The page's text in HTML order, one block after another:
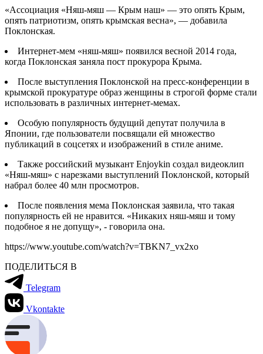
«Ассоциация «Няш-мяш — Крым наш» — это опять Крым,
опять патриотизм, опять крымская весна», — добавила
Поклонская.
Интернет-мем «няш-мяш» появился весной 2014 года,
когда Поклонская заняла пост прокурора Крыма.
После выступления Поклонской на пресс-конференции в
крымской прокуратуре образ женщины в строгой форме стали
использовать в различных интернет-мемах.
Особую популярность будущий депутат получила в
Японии, где пользователи посвящали ей множество
публикаций в соцсетях и изображений в стиле аниме.
Также российский музыкант Enjoykin создал видеоклип
«Няш-мяш» с нарезками выступлений Поклонской, который
набрал более 40 млн просмотров.
После появления мема Поклонская заявила, что такая
популярность ей не нравится. «Никаких няш-мяш и тому
подобное я не допущу», - говорила она.
https://www.youtube.com/watch?v=TBKN7_vx2xo
ПОДЕЛИТЬСЯ В
Telegram
Vkontakte